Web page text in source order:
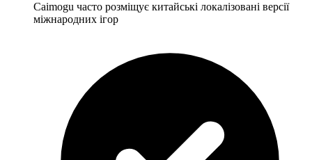
Caimogu часто розміщує китайські локалізовані версії
міжнародних ігор